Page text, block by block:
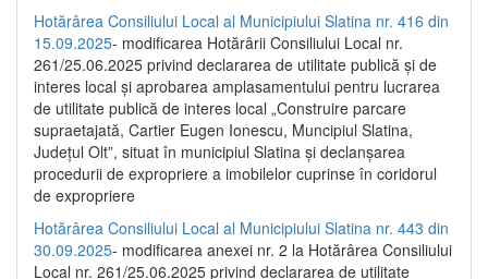
Hotărârea Consiliului Local al Municipiului Slatina nr. 416 din
15.09.2025- modificarea Hotărârii Consiliului Local nr.
261/25.06.2025 privind declararea de utilitate publică și de
interes local și aprobarea amplasamentului pentru lucrarea
de utilitate publică de interes local „Construire parcare
supraetajată, Cartier Eugen Ionescu, Muncipiul Slatina,
Județul Olt”, situat în municipiul Slatina și declanșarea
procedurii de expropriere a imobilelor cuprinse în coridorul
de expropriere
Hotărârea Consiliului Local al Municipiului Slatina nr. 443 din
30.09.2025- modificarea anexei nr. 2 la Hotărârea Consiliului
Local nr. 261/25.06.2025 privind declararea de utilitate